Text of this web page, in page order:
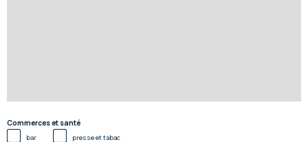
Commerces et santé
bar presse et tabac